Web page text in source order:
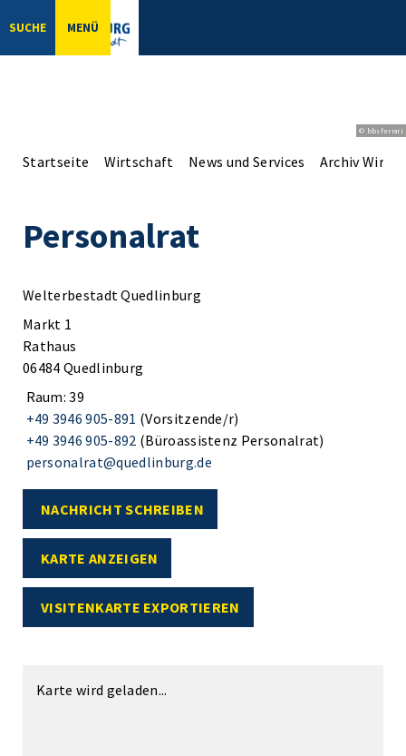
SUCHE MENÜ
© bbsferrari
Startseite Wirtschaft News und Services Archiv
Personalrat
Welterbestadt Quedlinburg
Markt 1
Rathaus
06484 Quedlinburg
Raum: 39
+49 3946 905-891 (Vorsitzende/r)
+49 3946 905-892 (Büroassistenz Personalrat)
personalrat@quedlinburg.de
NACHRICHT SCHREIBEN
KARTE ANZEIGEN
VISITENKARTE EXPORTIEREN
Karte wird geladen...